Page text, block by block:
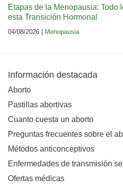
Etapas de la Menopausia: Todo
esta Transición Hormonal
04/08/2026 | Menopausia
Información destacada
Aborto
Pastillas abortivas
Cuanto cuesta un aborto
Preguntas frecuentes sobre el
Métodos anticonceptivos
Enfermedades de transmisión
Ofertas médicas